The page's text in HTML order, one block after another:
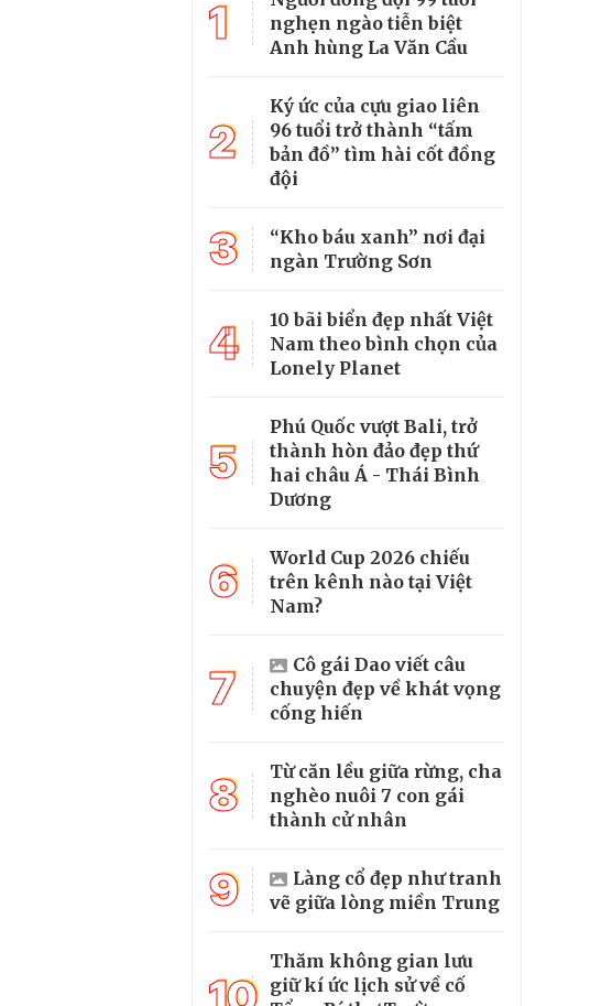
1
nghẹn ngào tiễn biệt
Anh hùng La Văn Cầu
2
Ký ức của cựu giao liên
96 tuổi trở thành “tấm
bản đồ” tìm hài cốt đồng
đội
3
“Kho báu xanh” nơi đại
ngàn Trường Sơn
4
10 bãi biển đẹp nhất Việt
Nam theo bình chọn của
Lonely Planet
5
Phú Quốc vượt Bali, trở
thành hòn đảo đẹp thứ
hai châu Á - Thái Bình
Dương
6
World Cup 2026 chiếu
trên kênh nào tại Việt
Nam?
7
Cô gái Dao viết câu
chuyện đẹp về khát vọng
cống hiến
8
Từ căn lều giữa rừng, cha
nghèo nuôi 7 con gái
thành cử nhân
9
Làng cổ đẹp như tranh
vẽ giữa lòng miền Trung
Thăm không gian lưu
giữ kí ức lịch sử về cố